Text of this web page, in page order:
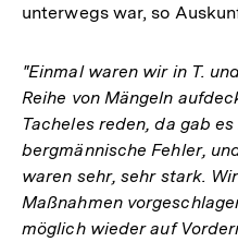
unterwegs war, so
"Einmal waren wir in T.
Reihe von Mängeln
Tacheles reden, da gab
bergmännische Fehler,
waren sehr, sehr stark.
Maßnahmen
möglich wieder auf